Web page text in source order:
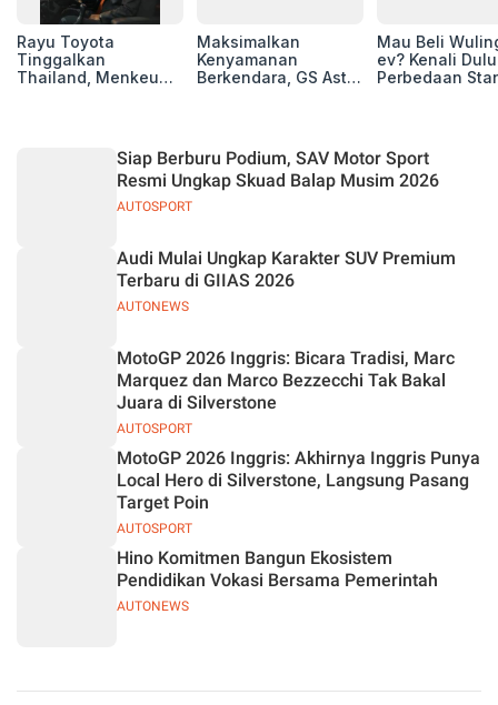
Rayu Toyota
Tinggalkan
Thailand, Menkeu
Basis Produksi
Maksimalkan
Kenyamanan
Berkendara, GS Astra
2026
Mau Beli
ev? Kenali Dulu
Perbedaan
AUTOSPORT
Siap Berburu Podium, SAV Motor Sport
Resmi Ungkap Skuad Balap Musim 2026
AUTONEWS
Audi Mulai Ungkap Karakter SUV Premium
Terbaru di GIIAS 2026
AUTOSPORT
MotoGP 2026 Inggris: Bicara Tradisi, Marc
Marquez dan Marco Bezzecchi Tak Bakal
Juara di Silverstone
AUTOSPORT
MotoGP 2026 Inggris: Akhirnya Inggris Punya
Local Hero di Silverstone, Langsung Pasang
Target Poin
AUTONEWS
Hino Komitmen Bangun Ekosistem
Pendidikan Vokasi Bersama Pemerintah